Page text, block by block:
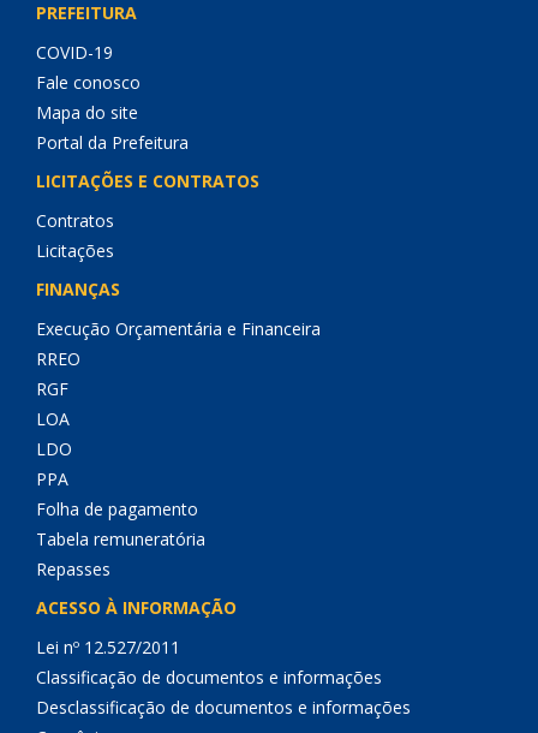
PREFEITURA
COVID-19
Fale conosco
Mapa do site
Portal da Prefeitura
LICITAÇÕES E CONTRATOS
Contratos
Licitações
FINANÇAS
Execução Orçamentária e Financeira
RREO
RGF
LOA
LDO
PPA
Folha de pagamento
Tabela remuneratória
Repasses
ACESSO À INFORMAÇÃO
Lei nº 12.527/2011
Classificação de documentos e informações
Desclassificação de documentos e informações